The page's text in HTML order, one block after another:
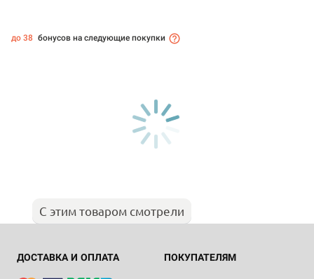
до 38 бонусов на следующие покупки
С этим товаром смотрели
ДОСТАВКА И ОПЛАТА ПОКУПАТЕЛЯМ